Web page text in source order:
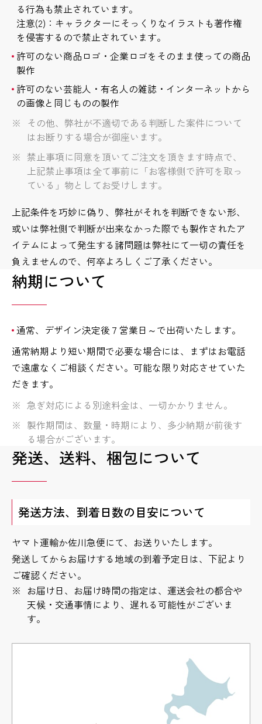
る行為も禁止されています。
注意(2)：キャラクターにそっくりなイラストも著作権
を侵害するので禁止されています。
許可のない商品ロゴ・企業ロゴをそのまま使っての商品
製作
許可のない芸能人・有名人の雑誌・インターネットから
の画像と同じものの製作
その他、弊社が不適切である判断した案件について
はお断りする場合が御座います。
禁止事項に同意を頂いてご注文を頂きます時点で、
上記禁止事項は全て事前に「お客様側で許可を取っ
ている」物としてお受けします。
上記条件を巧妙に偽り、弊社がそれを判断できない形、
或いは弊社側で判断が出来なかった際でも製作されたア
イテムによって発生する諸問題は弊社にて一切の責任を
負えませんので、何卒よろしくご了承ください。
納期について
通常、デザイン決定後７営業日～で出荷いたします。
通常納期より短い期間で必要な場合には、まずはお電話
で遠慮なくご相談ください。可能な限り対応させていた
だきます。
急ぎ対応による別途料金は、一切かかりません。
製作期間は、数量・時期により、多少納期が前後す
る場合がございます。
発送、送料、梱包について
発送方法、到着日数の目安について
ヤマト運輸か佐川急便にて、お送りいたします。
発送してからお届けする地域の到着予定日は、下記より
ご確認ください。
お届け日、お届け時間の指定は、運送会社の都合や
天候・交通事情により、遅れる可能性がございま
す。